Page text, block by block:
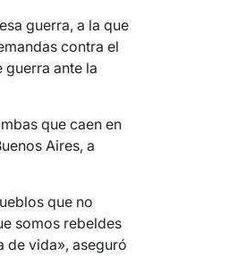
guerra, a la que
contra el
guerra ante la
que caen en
Aires, a
que no
somos rebeldes
de vida», aseguró